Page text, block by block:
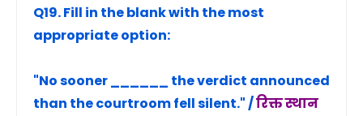
Q19. Fill in the blank with the most
appropriate option:
"No sooner ______ the verdict announced
than the courtroom fell silent." /रिक्त स्थान